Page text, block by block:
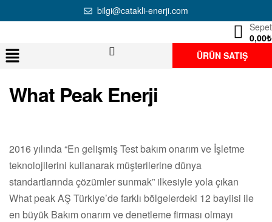
bilgi@catakli-enerji.com
Sepet
0,00₺
ÜRÜN SATIŞ
What Peak Enerji
2016 yılında “En gelişmiş Test bakım onarım ve İşletme
teknolojilerini kullanarak müşterilerine dünya
standartlarında çözümler sunmak” ilkesiyle yola çıkan
What peak AŞ Türkiye’de farklı bölgelerdeki 12 bayiisi ile
en büyük Bakım onarım ve denetleme firması olmayı